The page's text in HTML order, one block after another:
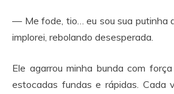
— Me fode, tio… eu sou sua putinha
implorei, rebolando desesperada.
Ele agarrou minha bunda com
estocadas fundas e rápidas. Cada